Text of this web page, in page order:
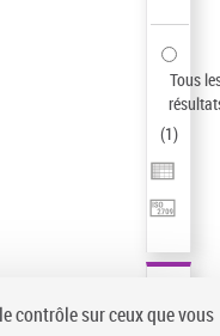
Tous
(1)
contrôle sur ceux que vous